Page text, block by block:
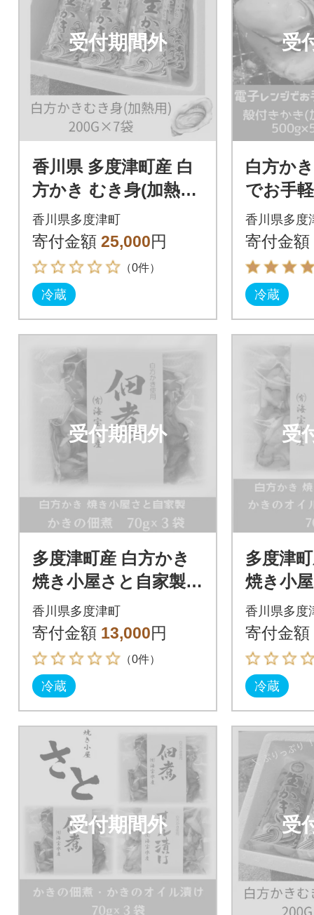
受付期間外
香川県 多度津町産 白
方かき むき身(加熱用)
200g×7袋【A-89】
香川県多度津町
寄付金額 25,000円
（0件）
冷蔵
受
白方か
でお手
かき(加
袋【A-
香川県多度
寄付金額
冷蔵
受付期間外
多度津町産 白方かき
焼き小屋さと自家製
かきの佃煮 70g×3袋
【L-27】
香川県多度津町
寄付金額 13,000円
（0件）
冷蔵
受
多度津
焼き小
かきの
0g×3袋
香川県多度
寄付金額
冷蔵
受付期間外 受